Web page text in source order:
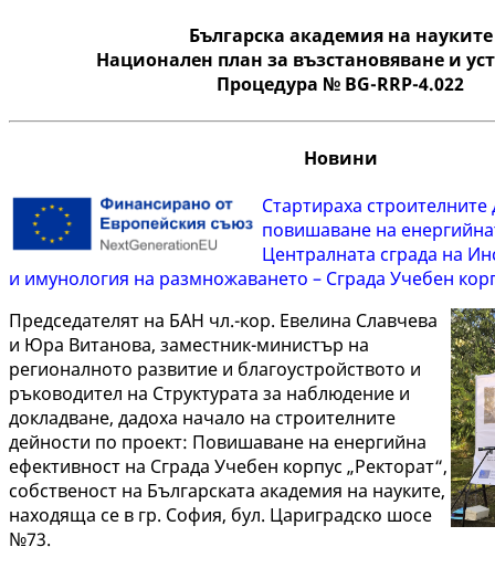
Българска академия на науките
Национален план за възстановяване и
Процедура № BG-RRP-4.022
Новини
Стартираха строителните
повишаване на
Централната сграда на
и имунология на размножаването – Сграда Учебен
Председателят на БАН чл.-кор. Евелина Славчева
и Юра Витанова, заместник-министър на
регионалното развитие и благоустройството и
ръководител на Структурата за наблюдение и
докладване, дадоха начало на строителните
дейности по проект: Повишаване на енергийна
ефективност на Сграда Учебен корпус „Ректорат“,
собственост на Българската академия на науките,
находяща се в гр. София, бул. Цариградско шосе
№73.